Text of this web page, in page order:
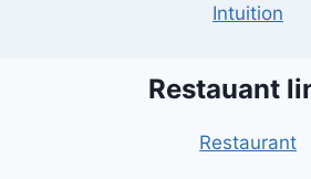
Intuition
Restauant
Restaurant